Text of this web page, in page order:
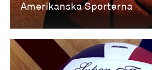
Amerikanska Sporterna